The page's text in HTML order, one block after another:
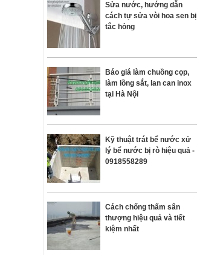
Sửa nước, hướng dẫn
cách tự sửa vòi hoa sen bị
tắc hỏng
Báo giá làm chuồng cọp,
làm lồng sắt, lan can inox
tại Hà Nội
Kỹ thuật trát bể nước xử
lý bể nước bị rò hiệu quả -
0918558289
Cách chống thấm sân
thượng hiệu quả và tiết
kiệm nhất